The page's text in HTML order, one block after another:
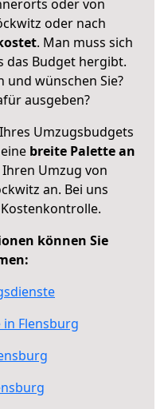
oder von
oder nach
. Man muss sich
das Budget hergibt.
und wünschen Sie?
ausgeben?
Umzugsbudgets
breite Palette an
Umzug von
an. Bei uns
können Sie
Flensburg